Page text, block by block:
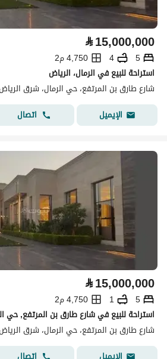
⃁15,000,000
5
4
4,750 م2
استراحة للبيع في الرمال، الرياض
شارع طارق بن المرتفع، حي الرمال، شرق
الإيميل
اتصال
⃁15,000,000
5
1
4,750 م2
استراحة للبيع في شارع طارق بن المرتفع, حي
شارع طارق بن المرتفع، حي الرمال، شرق